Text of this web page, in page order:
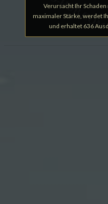
Verursacht Ihr
maximaler Stärke, werdet
und erhaltet 636